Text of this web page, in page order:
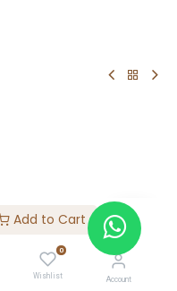
Add to Cart
0
Wishlist Account
SILLA